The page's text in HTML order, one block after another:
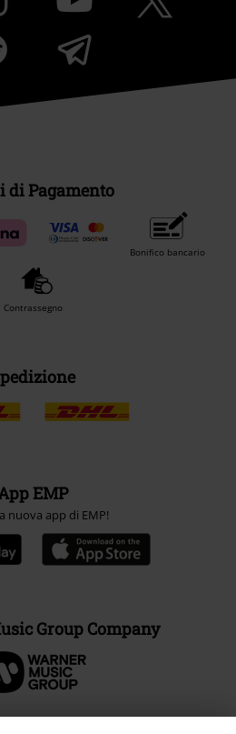
di Pagamento
Bonifico bancario
Contrassegno
EMP
nuova app di EMP!
Group Company